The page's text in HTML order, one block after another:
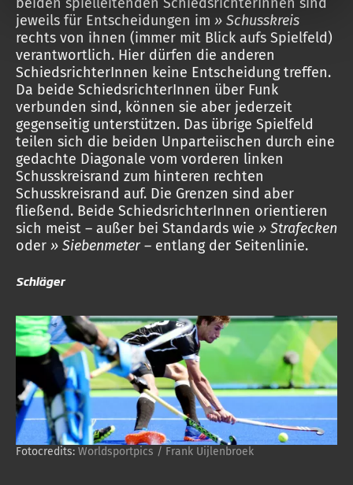
jeweils für Entscheidungen im » Schusskreis
rechts von ihnen (immer mit Blick aufs Spielfeld)
verantwortlich. Hier dürfen die anderen
SchiedsrichterInnen keine Entscheidung treffen.
Da beide SchiedsrichterInnen über Funk
verbunden sind, können sie aber jederzeit
gegenseitig unterstützen. Das übrige Spielfeld
teilen sich die beiden Unparteiischen durch eine
gedachte Diagonale vom vorderen linken
Schusskreisrand zum hinteren rechten
Schusskreisrand auf. Die Grenzen sind aber
fließend. Beide SchiedsrichterInnen orientieren
sich meist – außer bei Standards wie » Strafecken
oder » Siebenmeter– entlang der Seitenlinie.
Schläger
Fotocredits: Worldsportpics / Frank Uijlenbroek